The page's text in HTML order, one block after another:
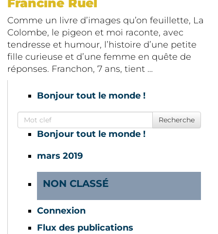
Francine Ruel
Comme un livre d’images qu’on feuillette, La
Colombe, le pigeon et moi raconte, avec
tendresse et humour, l’histoire d’une petite
fille curieuse et d’une femme en quête de
réponses. Franchon, 7 ans, tient …
Bonjour tout le monde !
Search for Recherche
Bonjour tout le monde !
mars 2019
NON CLASSÉ
Connexion
Flux des publications